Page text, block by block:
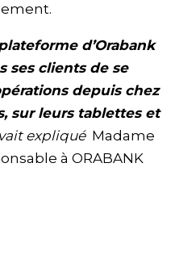
d’Orabank
ses clients de se
depuis chez
sur leurs tablettes et
expliqué Madame
à ORABANK